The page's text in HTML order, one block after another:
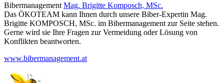
Bibermanagement Mag. Brigitte Komposch, MSc.
Das ÖKOTEAM kann Ihnen durch unsere Biber-Expertin Mag.
Brigitte KOMPOSCH, MSc. im Bibermanagement zur Seite stehen.
Gerne wird sie Ihre Fragen zur Vermeidung oder Lösung von
Konflikten beantworten.
www.bibermanagement.at